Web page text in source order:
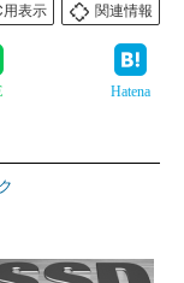
用表示
関連情報
Hatena